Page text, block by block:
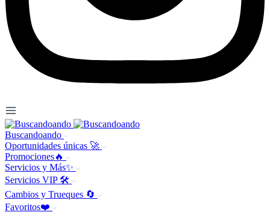
Buscandoando
Oportunidades únicas 🚀
Promociones🔥
Servicios y Más✨
Servicios VIP 🛠️
Cambios y Trueques 🔄
Favoritos❤️